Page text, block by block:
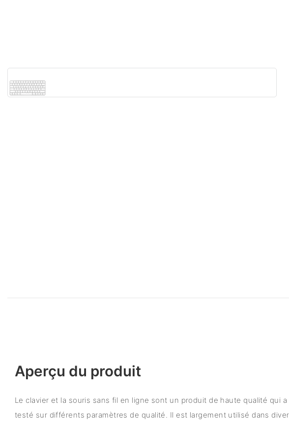
Aperçu du produit
Le clavier et la souris sans fil en ligne sont un produit de haute qualité qui a
testé sur différents paramètres de qualité. Il est largement utilisé dans